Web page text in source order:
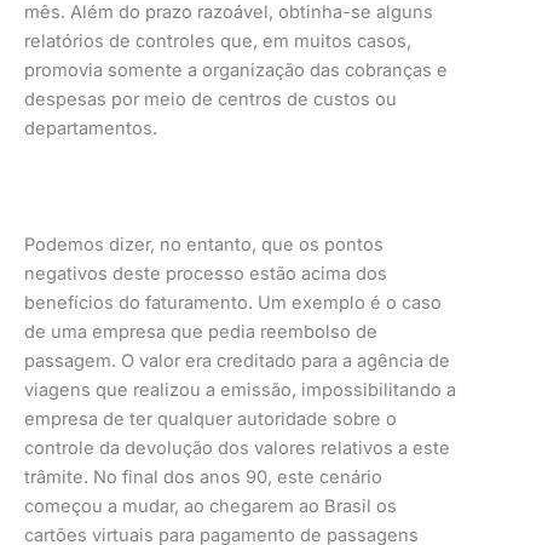
mês. Além do prazo razoável, obtinha-se alguns
relatórios de controles que, em muitos casos,
promovia somente a organização das cobranças e
despesas por meio de centros de custos ou
departamentos.
Podemos dizer, no entanto, que os pontos
negativos deste processo estão acima dos
benefícios do faturamento. Um exemplo é o caso
de uma empresa que pedia reembolso de
passagem. O valor era creditado para a agência de
viagens que realizou a emissão, impossibilitando a
empresa de ter qualquer autoridade sobre o
controle da devolução dos valores relativos a este
trâmite. No final dos anos 90, este cenário
começou a mudar, ao chegarem ao Brasil os
cartões virtuais para pagamento de passagens